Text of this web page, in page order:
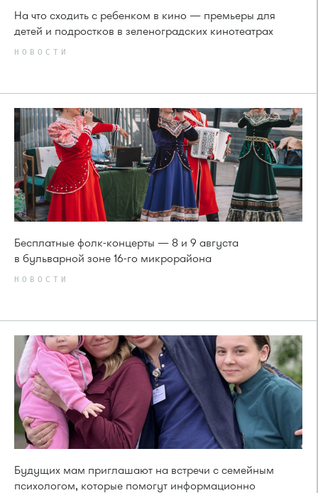
На что сходить с ребенком в кино — премьеры для
детей и подростков в зеленоградских кинотеатрах
НОВОСТИ
Бесплатные фолк-концерты — 8 и 9 августа
в бульварной зоне 16-го микрорайона
НОВОСТИ
Будущих мам приглашают на встречи с семейным
психологом, которые помогут информационно